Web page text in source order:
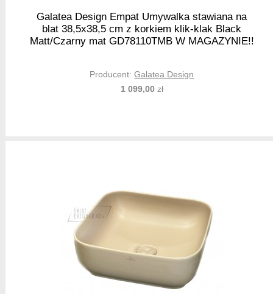
Galatea Design Empat Umywalka stawiana na
blat 38,5x38,5 cm z korkiem klik-klak Black
Matt/Czarny mat GD78110TMB W MAGAZYNIE!!
Producent:Galatea Design
1 099,00zł